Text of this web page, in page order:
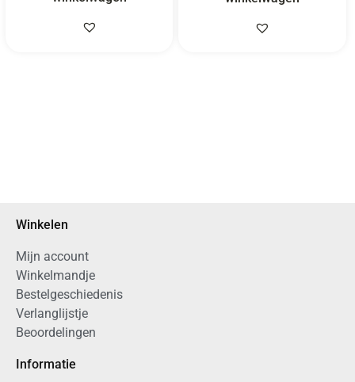
Informatie
Winkelen
Mijn account
Winkelmandje
Bestelgeschiedenis
Verlanglijstje
Beoordelingen